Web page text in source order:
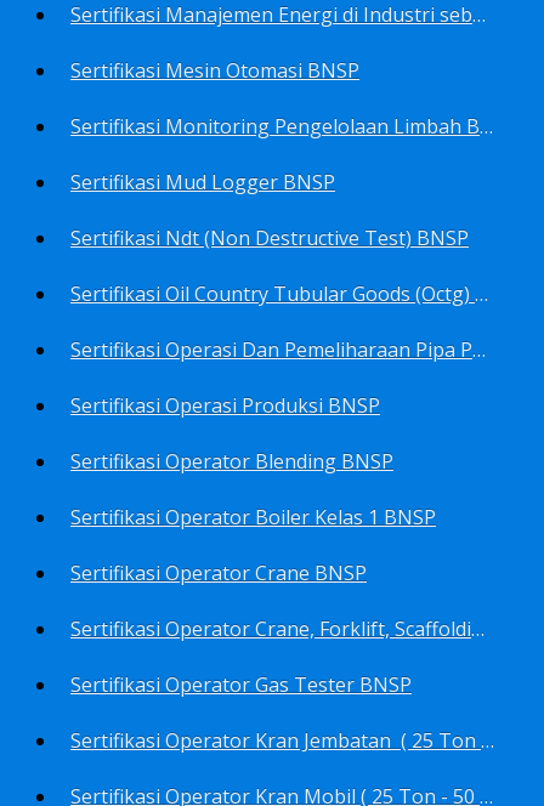
Sertifikasi Manajemen Energi di Industri sebagai Manager Energy BNSP
Sertifikasi Mesin Otomasi BNSP
Sertifikasi Monitoring Pengelolaan Limbah B3 BNSP
Sertifikasi Mud Logger BNSP
Sertifikasi Ndt (Non Destructive Test) BNSP
Sertifikasi Oil Country Tubular Goods (Octg) BNSP
Sertifikasi Operasi Dan Pemeliharaan Pipa Penyalur BNSP
Sertifikasi Operasi Produksi BNSP
Sertifikasi Operator Blending BNSP
Sertifikasi Operator Boiler Kelas 1 BNSP
Sertifikasi Operator Crane BNSP
Sertifikasi Operator Crane, Forklift, Scaffolding/Scaffolder, Boiler, Rigger BNSP
Sertifikasi Operator Gas Tester BNSP
Sertifikasi Operator Kran Jembatan ( 25 Ton - 50 Ton - > 50 ) BNSP
Sertifikasi Operator Kran Mobil ( 25 Ton - 50 Ton - > 50 ) BNSP